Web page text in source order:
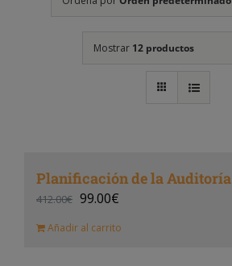
Mostrar 12 productos
Planificación de la Auditoría
412.00€ 99.00€
Añadir al carrito